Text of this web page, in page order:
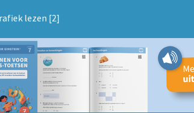
lezen [2]